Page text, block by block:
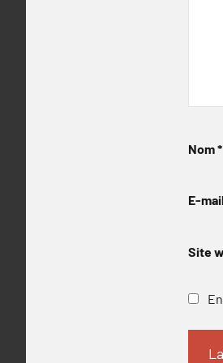
Nom*
E-mail
Site